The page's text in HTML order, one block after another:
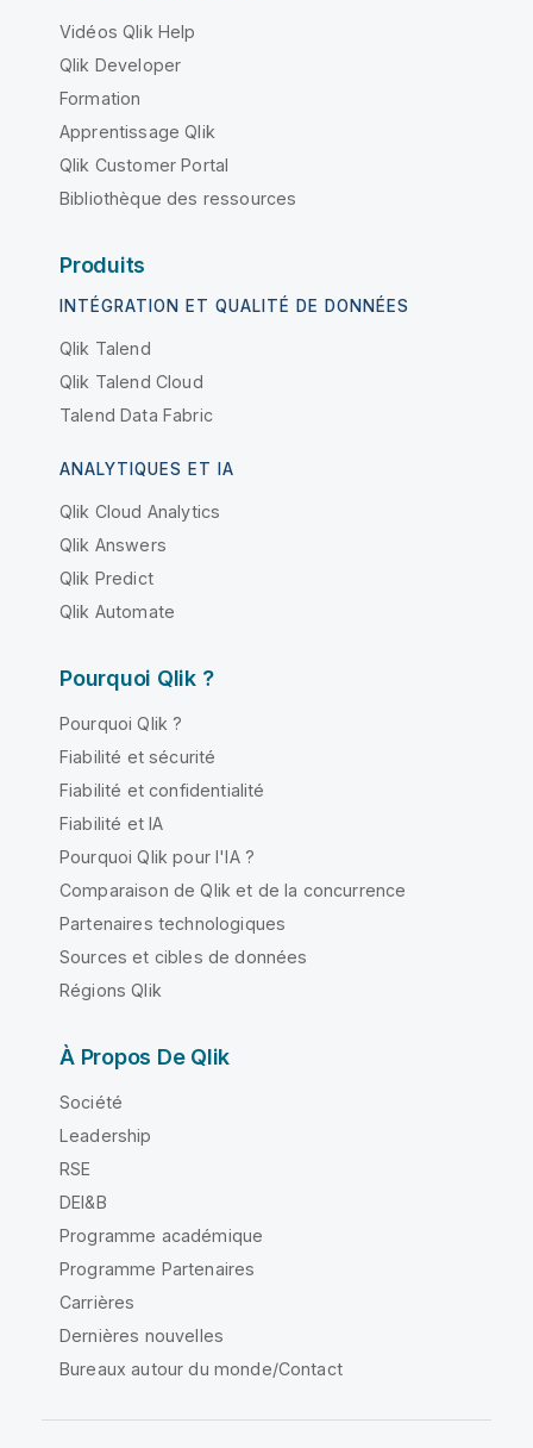
Vidéos Qlik Help
Qlik Developer
Formation
Apprentissage Qlik
Qlik Customer Portal
Bibliothèque des ressources
Produits
INTÉGRATION ET QUALITÉ DE DONNÉES
Qlik Talend
Qlik Talend Cloud
Talend Data Fabric
ANALYTIQUES ET IA
Qlik Cloud Analytics
Qlik Answers
Qlik Predict
Qlik Automate
Pourquoi Qlik ?
Pourquoi Qlik ?
Fiabilité et sécurité
Fiabilité et confidentialité
Fiabilité et IA
Pourquoi Qlik pour l'IA ?
Comparaison de Qlik et de la concurrence
Partenaires technologiques
Sources et cibles de données
Régions Qlik
À Propos De Qlik
Société
Leadership
RSE
DEI&B
Programme académique
Programme Partenaires
Carrières
Dernières nouvelles
Bureaux autour du monde/Contact